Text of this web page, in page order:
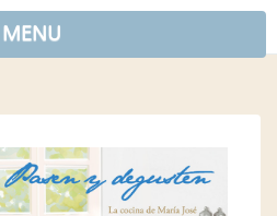
MENU